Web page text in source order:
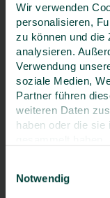
Wir verwenden
personalisieren,
zu können und die
analysieren.
Verwendung
soziale Medien,
Partner führen
weiteren Daten
haben oder die
Notwendig
Land*
Deutschland
Telefon